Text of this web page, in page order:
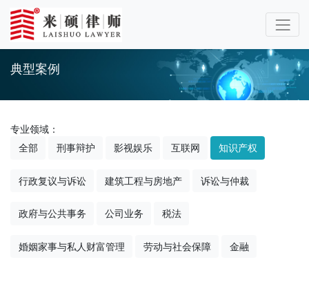
典型案例
专业领域：
全部
刑事辩护 影视娱乐 互联网 知识产权
行政复议与诉讼 建筑工程与房地产 诉讼与仲裁
政府与公共事务 公司业务 税法
婚姻家事与私人财富管理 劳动与社会保障 金融